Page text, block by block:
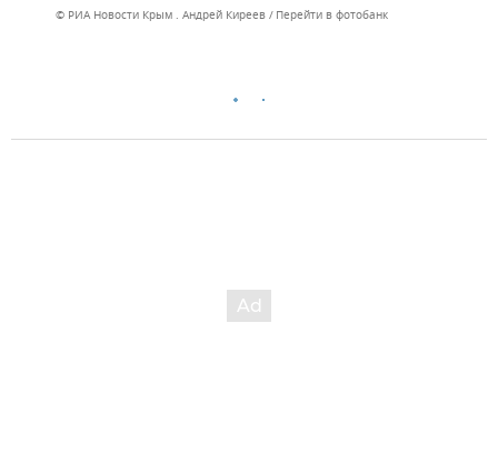
© РИА Новости Крым . Андрей Киреев Перейти в фотобанк